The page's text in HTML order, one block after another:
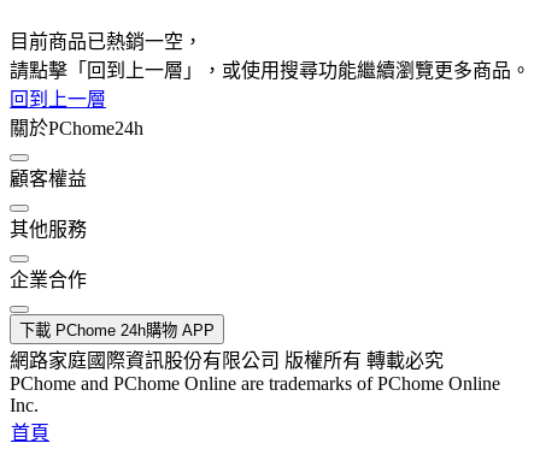
目前商品已熱銷一空，
請點擊「回到上一層」，或使用搜尋功能繼續瀏覽更多商品。
回到上一層
關於PChome24h
顧客權益
其他服務
企業合作
下載 PChome 24h購物 APP
網路家庭國際資訊股份有限公司 版權所有 轉載必究
PChome and PChome Online are trademarks of PChome Online
Inc.
首頁